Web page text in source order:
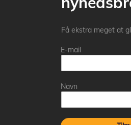
Få ekstra meget at
E-mail
Navn